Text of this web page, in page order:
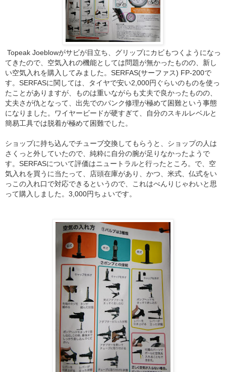
Topeak Joeblowがサビが目立ち、グリップにカビもつくようになっ
てきたので、空気入れの機能としては問題が無かったものの、新し
い空気入れを購入してみました。 SERFAS(サーファス) FP-200で
す。 SERFASに関しては、
タイヤで安い2,000円ぐらいのものを使っ
たことがありますが、ものは重いながらも丈夫で良かったものの、
丈夫さが仇となって、出先でのパンク修理が極めて困難という事態
になりました。ワイヤービードが硬すぎて、自分のスキルレベルと
簡易工具では脱着が極めて困難でした。
ショップに持ち込んでチューブ交換してもらうと、ショップの人は
さくっと外していたので、純粋に自分の腕が足りなかったようで
す。 SERFASについて評価はニュートラルと行ったところ。で、空
気入れを買うに当たって、店頭在庫があり、かつ、米式、仏式をい
っこの入れ口で対応できるというので、これはべんりじゃわいと思
って購入しました。3,000円ちょいです。